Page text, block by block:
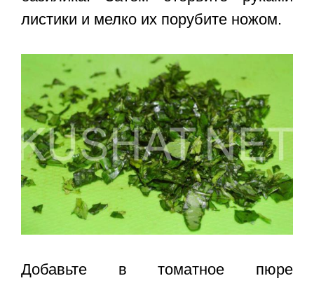
листики и мелко их порубите ножом.
Добавьте в томатное пюре